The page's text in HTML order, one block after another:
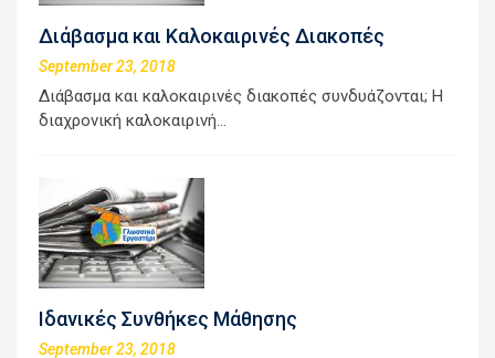
Διάβασμα και Καλοκαιρινές Διακοπές
September 23, 2018
Διάβασμα και καλοκαιρινές διακοπές συνδυάζονται; Η
διαχρονική καλοκαιρινή…
Ιδανικές Συνθήκες Μάθησης
September 23, 2018